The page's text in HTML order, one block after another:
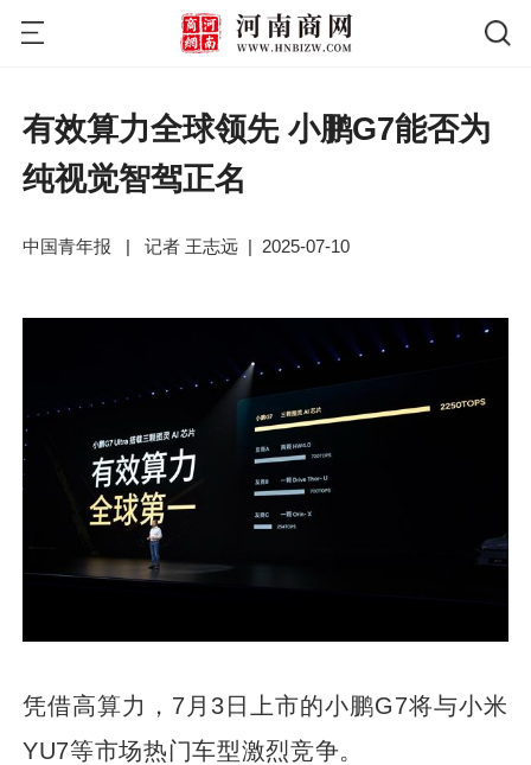
有效算力全球领先 小鹏G7能否为
纯视觉智驾正名
中国青年报 | 记者 王志远 | 2025-07-10
凭借高算力，7月3日上市的小鹏G7将与小米
YU7等市场热门车型激烈竞争。